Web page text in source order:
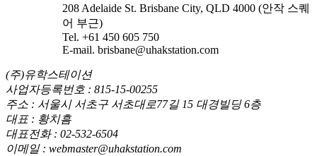
208 Adelaide St. Brisbane City, QLD 4000 (안작 스퀘
어 부근)
Tel. +61 450 605 750
E-mail. brisbane@uhakstation.com
(주)유학스테이션
사업자등록번호 : 815-15-00255
주소 : 서울시 서초구 서초대로77길 15 대경빌딩 6층
대표 : 황치흠
대표전화 : 02-532-6504
이메일 : webmaster@uhakstation.com